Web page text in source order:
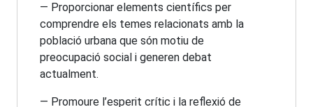
— Proporcionar elements científics per
comprendre els temes relacionats amb la
població urbana que són motiu de
preocupació social i generen debat
actualment.
— Promoure l’esperit crític i la reflexió de